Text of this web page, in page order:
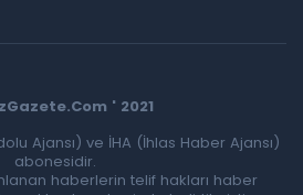
' 2021
Ajansı) ve İHA (İhlas Haber Ajansı)
abonesidir.
haberlerin telif hakları haber